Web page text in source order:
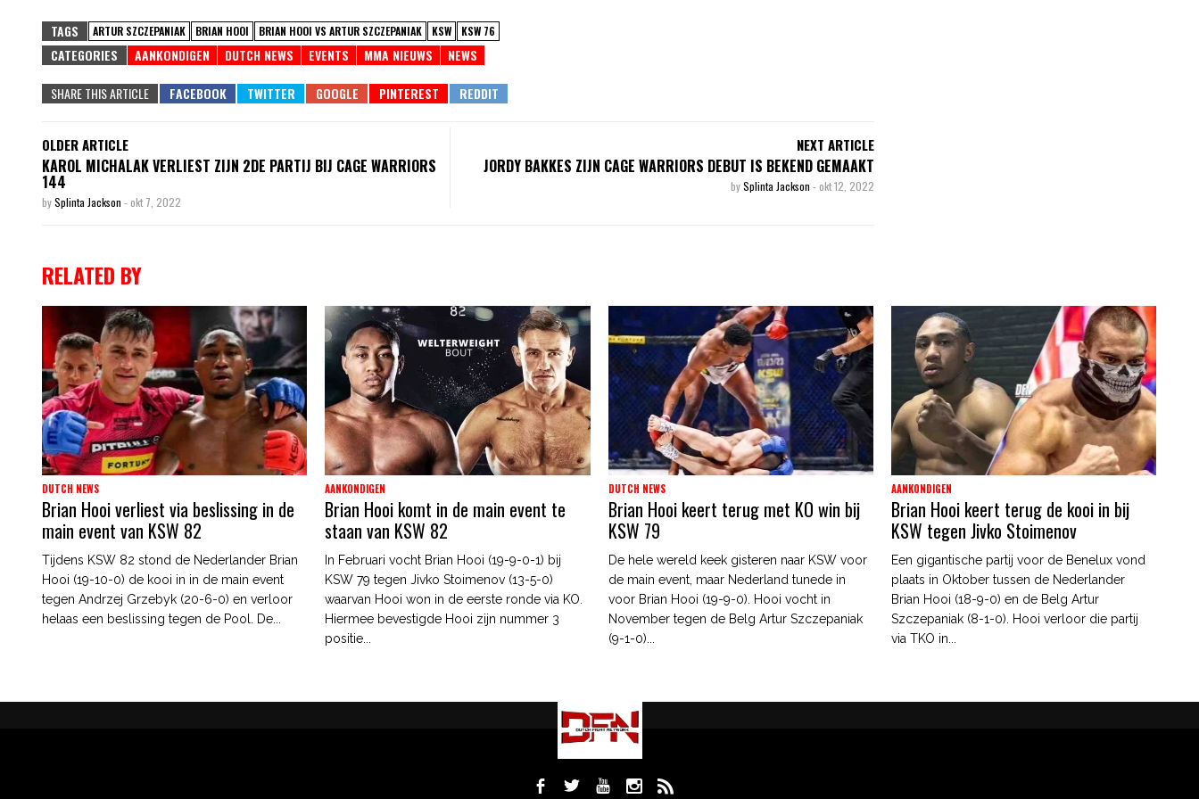
TAGS ARTUR SZCZEPANIAK BRIAN HOOI BRIAN HOOI VS ARTUR SZCZEPANIAK KSW KSW 76
CATEGORIES AANKONDIGEN DUTCH NEWS EVENTS MMA NIEUWS NEWS
SHARE THIS ARTICLE
OLDER ARTICLE
KAROL MICHALAK VERLIEST ZIJN 2DE PARTIJ BIJ CAGE WARRIORS
144
bySplinta Jackson - okt 7, 2022
NEXT ARTICLE
JORDY BAKKES ZIJN CAGE WARRIORS DEBUT IS BEKEND GEMAAKT
bySplinta Jackson - okt 12, 2022
RELATED BY
DUTCH NEWS
Brian Hooi verliest via beslissing in de
main event van KSW 82
Tijdens KSW 82 stond de Nederlander Brian
Hooi (19-10-0) de kooi in in de main event
tegen Andrzej Grzebyk (20-6-0) en verloor
helaas een beslissing tegen de Pool. De...
AANKONDIGEN
Brian Hooi komt in de main event te
staan van KSW 82
In Februari vocht Brian Hooi (19-9-0-1) bij
KSW 79 tegen Jivko Stoimenov (13-5-0)
waarvan Hooi won in de eerste ronde via KO.
Hiermee bevestigde Hooi zijn nummer 3
positie...
DUTCH NEWS
Brian Hooi keert terug met KO win bij
KSW 79
De hele wereld keek gisteren naar KSW voor
de main event, maar Nederland tunede in
voor Brian Hooi (19-9-0). Hooi vocht in
November tegen de Belg Artur Szczepaniak
(9-1-0)...
AANKONDIGEN
Brian Hooi keert terug de kooi in bij
KSW tegen Jivko Stoimenov
Een gigantische partij voor de Benelux vond
plaats in Oktober tussen de Nederlander
Brian Hooi (18-9-0) en de Belg Artur
Szczepaniak (8-1-0). Hooi verloor die partij
via TKO in...